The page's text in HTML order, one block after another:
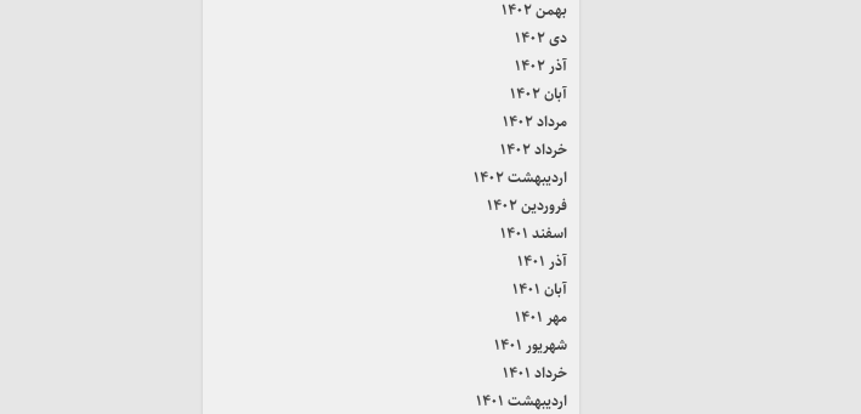
بهمن ۱۴۰۲
دی ۱۴۰۲
آذر ۱۴۰۲
آبان ۱۴۰۲
مرداد ۱۴۰۲
خرداد ۱۴۰۲
اردیبهشت ۱۴۰۲
فروردین ۱۴۰۲
اسفند ۱۴۰۱
آذر ۱۴۰۱
آبان ۱۴۰۱
مهر ۱۴۰۱
شهریور ۱۴۰۱
خرداد ۱۴۰۱
اردیبهشت ۱۴۰۱